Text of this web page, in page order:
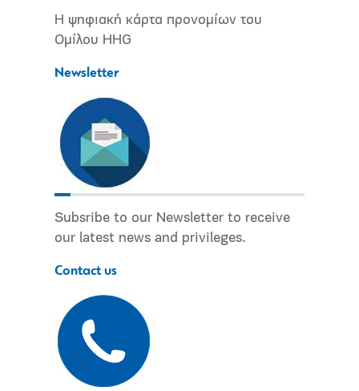
Η ψηφιακή κάρτα προνομίων του
Ομίλου HHG
Newsletter
Subsribe to our Newsletter to receive
our latest news and privileges.
Contact us